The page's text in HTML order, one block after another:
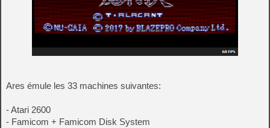
Ares émule les 33 machines suivantes:
- Atari 2600
- Famicom + Famicom Disk System